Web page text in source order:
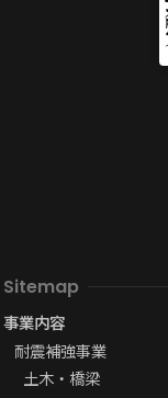
Sitemap
事業内容
耐震補強事業
土木・橋梁